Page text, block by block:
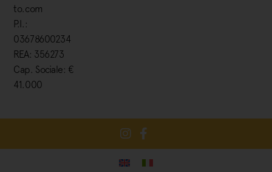
to.com
P.I.:
03678600234
REA: 356273
Cap. Sociale: €
41.000